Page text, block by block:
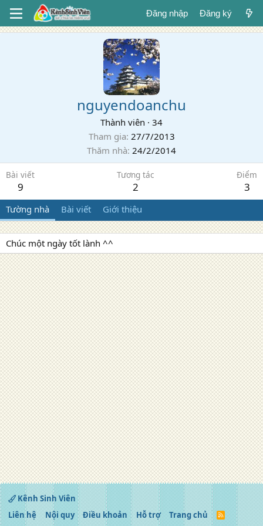
Đăng nhập Đăng ký
nguyendoanchu
Thành viên · 34
Tham gia 27/7/2013
Thăm nhà 24/2/2014
Bài viết
9
Tương tác
2
Điểm
3
Tường nhà Bài viết Giới thiệu
Chúc một ngày tốt lành ^^
Kênh Sinh Viên
Liên hệ
Nội quy Điều khoản Hỗ trợ Trang chủ
R